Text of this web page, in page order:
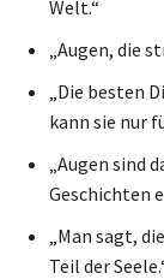
Welt.“
„Augen, die
„Die besten
kann sie nur
„Augen sind
Geschichten
„Man sagt,
Teil der